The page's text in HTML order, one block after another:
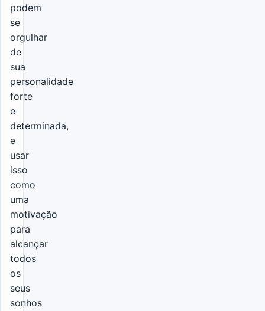
podem
se
orgulhar
de
sua
personalidade
forte
e
determinada,
e
usar
isso
como
uma
motivação
para
alcançar
todos
os
seus
sonhos